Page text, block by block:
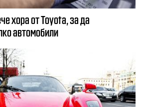
хора от Toyota, за да
автомобили